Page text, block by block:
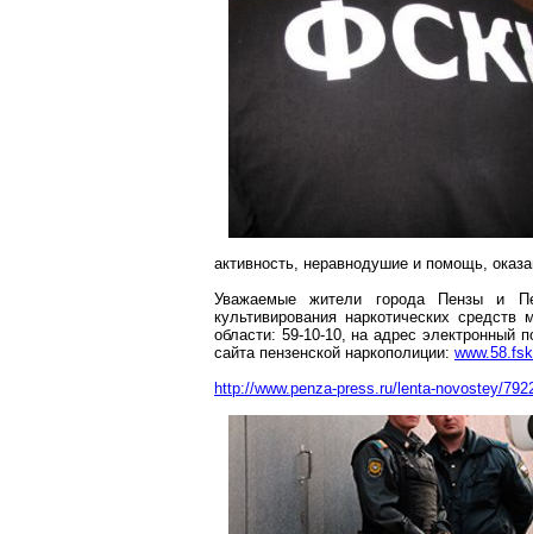
активность, неравнодушие и помощь,
Уважаемые жители города Пензы и
культивирования наркотических
области: 59-10-10, на адрес
сайта пензенской наркополиции:
http://www.penza-press.ru/lenta-novostey/